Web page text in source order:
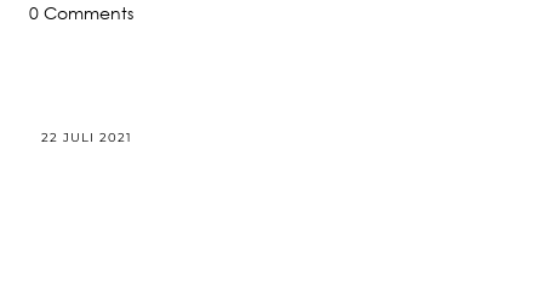
0 Comments
22 JULI 2021